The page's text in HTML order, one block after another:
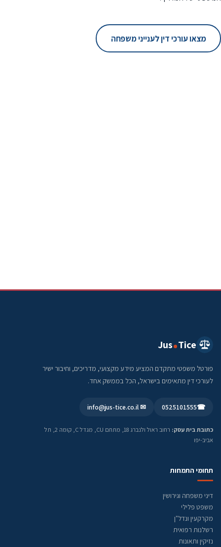
מצאו עורכי דין לענייני משפחה
Jus Tice
פורטל משפטי מתקדם המציע מידע מקצועי, מדריכים, וחיבור ישיר
לעורכי דין מתאימים בישראל, הכל בממשק אחד.
☎
0525101555
✉ info@jus-tice.co.il
כתובת בית עסק:
רחוב ראול ולנברג 18, מתחם CU, מגדל C, קומה 2, תל
אביב-יפו
תחומי התמחות
דיני משפחה וגירושין
משפט פלילי
מקרקעין ונדל"ן
רשלנות רפואית
נזיקין ותאונות